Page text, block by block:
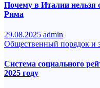
Почему в Италии нельзя
Рима
29.08.2025 admin
Общественный порядок и
Система социального
2025 году